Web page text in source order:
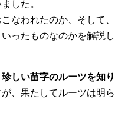
した。
なわれたのか、そして、
ったものなのかを解説し
珍しい苗字のルーツを知り
、果たしてルーツは明ら